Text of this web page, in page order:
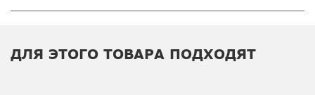
ДЛЯ ЭТОГО ТОВАРА ПОДХОДЯТ